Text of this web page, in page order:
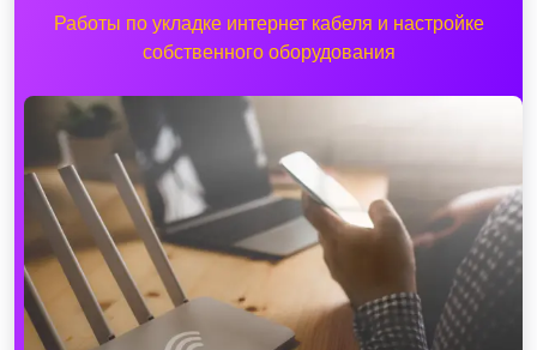
Работы по укладке интернет кабеля и настройке
собственного оборудования